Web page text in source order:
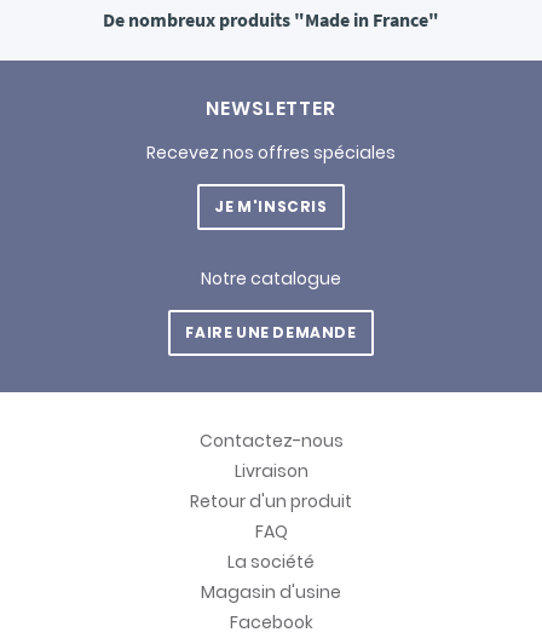
De nombreux produits "Made in France"
NEWSLETTER
Recevez nos offres spéciales
JE M'INSCRIS
Notre catalogue
FAIRE UNE DEMANDE
Contactez-nous
Livraison
Retour d'un produit
FAQ
La société
Magasin d'usine
Facebook